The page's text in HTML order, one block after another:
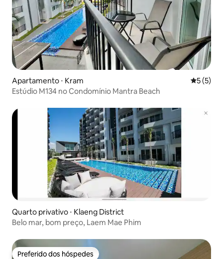
Apartamento ⋅ Kram 5 de
5 (5)
Estúdio M134 no Condomínio Mantra Beach
Quarto privativo ⋅ Klaeng District
Belo mar, bom preço, Laem Mae Phim
Preferido dos hóspedes